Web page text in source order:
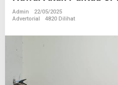
Admin
22/05/2025
Advertorial
4820 Dilihat